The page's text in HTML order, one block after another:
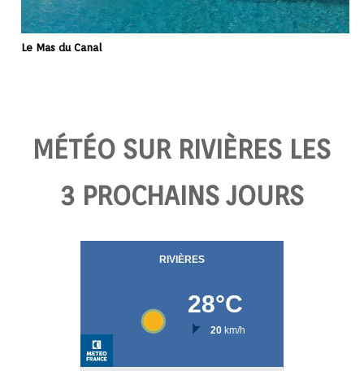
Le Mas du Canal
MÉTÉO SUR RIVIÈRES LES
3 PROCHAINS JOURS